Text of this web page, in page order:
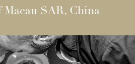
Macau SAR, China